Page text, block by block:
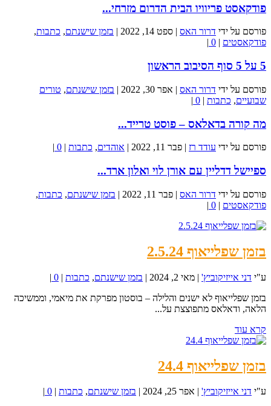
פודקאסט פריוויו הבית הדרום מזרחי...
פורסם על ידי דרור האס ספט 14, 2022 בזמן שישנתם, כתבות,
פודקאסטים
0
5 על 5 סוף הסיבוב הראשון
פורסם על ידי דרור האס | אפר 30, 2022 | בזמן שישנתם, טורים
שבועיים, כתבות |
0
|
מה קורה בדאלאס – פוסט טרייד...
פורסם על ידי עודד רז | פבר 11, 2022 | אוהדים, כתבות |
0
|
ספיישל דדליין עם אורן לוי ואלון ארד...
פורסם על ידי דרור האס | פבר 11, 2022 | בזמן שישנתם, כתבות,
פודקאסטים |
0
|
בזמן שפלייאוף 2.5.24
ע"י דני אייזיקוביץ' | מאי 2, 2024 | בזמן שישנתם, כתבות |
0
|
בזמן שפלייאוף לא ישנים והלילה – בוסטון מפרקת את מיאמי, וממשיכה
הלאה, ודאלאס מתפוצצת על...
קרא עוד
בזמן שפלייאוף 24.4
ע"י דני אייזיקוביץ' | אפר 25, 2024 | בזמן שישנתם, כתבות |
0
|